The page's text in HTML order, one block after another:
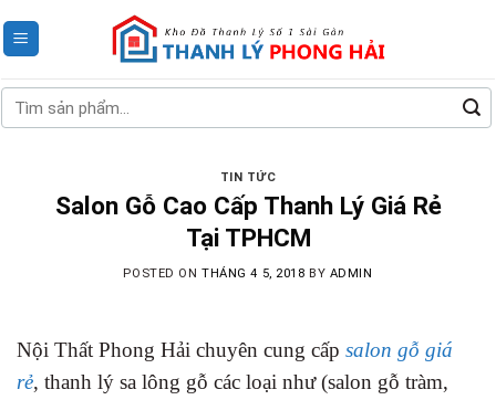
to
Tìm
kiếm:
TIN TỨC
Salon Gỗ Cao Cấp Thanh Lý Giá Rẻ
Tại TPHCM
POSTED ONTHÁNG 4 5, 2018 BY ADMIN
Nội Thất Phong Hải chuyên cung cấp salon gỗ giá
rẻ, thanh lý sa lông gỗ các loại như (salon gỗ tràm,